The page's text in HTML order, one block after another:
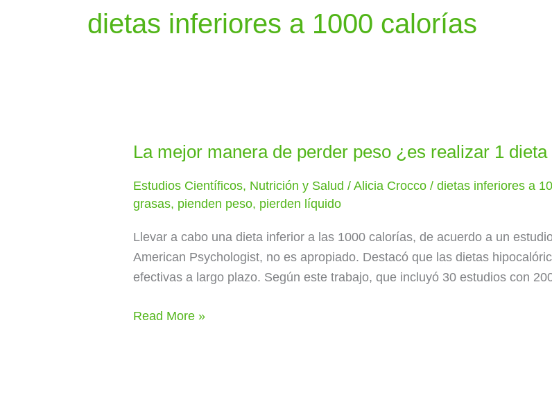
dietas inferiores a 1000 calorías
La mejor manera de perder peso ¿es realizar 1
Estudios Científicos, Nutrición y Salud /Alicia Crocco/dietas inferiores a
grasas, pienden peso, pierden líquido
Llevar a cabo una dieta inferior a las 1000 calorías, de acuerdo a un
American Psychologist, no es apropiado. Destacó que las dietas
efectivas a largo plazo. Según este trabajo, que incluyó 30 estudios con
La
manera
de
perder
peso
¿es
1
Read More »